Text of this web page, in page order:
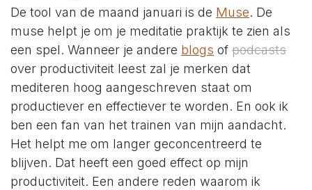
De tool van de maand januari is de Muse. De
muse helpt je om je meditatie praktijk te zien als
een spel. Wanneer je andere blogs of podcasts
over productiviteit leest zal je merken dat
mediteren hoog aangeschreven staat om
productiever en effectiever te worden. En ook ik
ben een fan van het trainen van mijn aandacht.
Het helpt me om langer geconcentreerd te
blijven. Dat heeft een goed effect op mijn
productiviteit. Een andere reden waarom ik